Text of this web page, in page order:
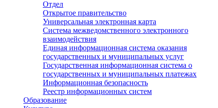
Отдел
Открытое правительство
Универсальная электронная карта
Система межведомственного электронного
взаимодействия
Единая информационная система оказания
государственных и муниципальных услуг
Государственная информационная система о
государственных и муниципальных платежах
Информационная безопасность
Реестр информационных систем
Образование